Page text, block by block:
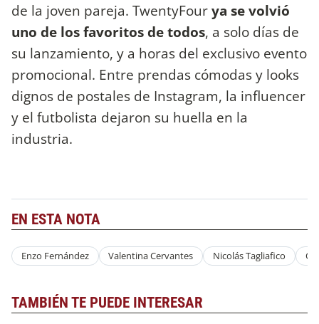
de la joven pareja. TwentyFourya se volvió
uno de los favoritos de todos, a solo días de
su lanzamiento, y a horas del exclusivo evento
promocional. Entre prendas cómodas y looks
dignos de postales de Instagram, la influencer
y el futbolista dejaron su huella en la
industria.
EN ESTA NOTA
Enzo Fernández Valentina Cervantes Nicolás Tagliafico
TAMBIÉN TE PUEDE INTERESAR